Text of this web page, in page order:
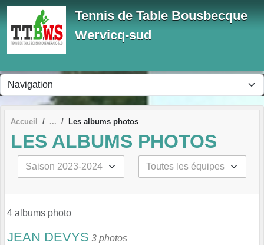
Tennis de Table Bousbecque
Wervicq-sud
Accueil Les albums photos
LES ALBUMS PHOTOS
4 albums photo
JEAN DEVYS 3 photos
Panneau de gestion des cookies